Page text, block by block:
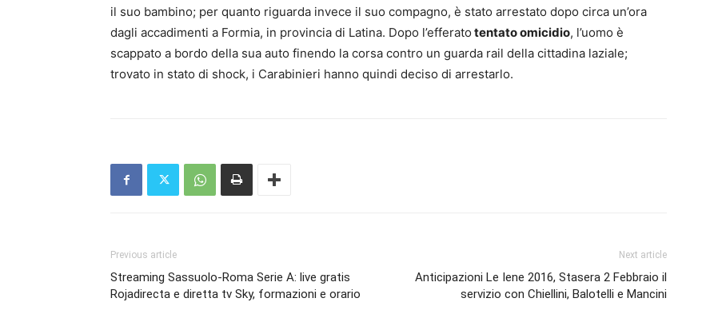
il suo bambino; per quanto riguarda invece il suo compagno, è stato arrestato dopo circa un’ora
dagli accadimenti a Formia, in provincia di Latina. Dopo l’efferato tentato omicidio, l’uomo è
scappato a bordo della sua auto finendo la corsa contro un guarda rail della cittadina laziale;
trovato in stato di shock, i Carabinieri hanno quindi deciso di arrestarlo.
Previous article
Streaming Sassuolo-Roma Serie A: live gratis
Rojadirecta e diretta tv Sky, formazioni e orario
Next article
Anticipazioni Le Iene 2016, Stasera 2 Febbraio il
servizio con Chiellini, Balotelli e Mancini